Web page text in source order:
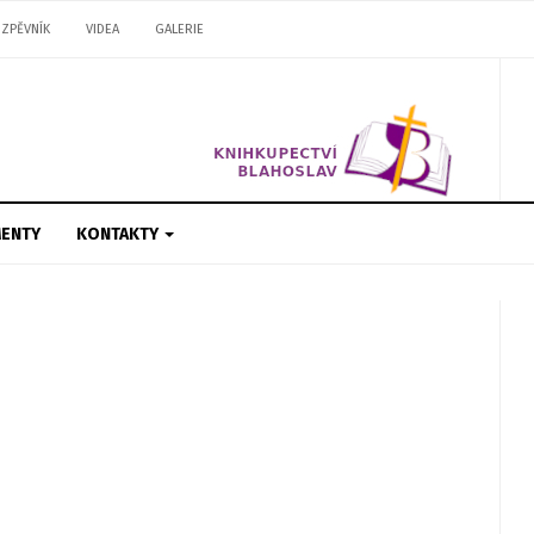
ZPĚVNÍK VIDEA GALERIE
KONTAKTY